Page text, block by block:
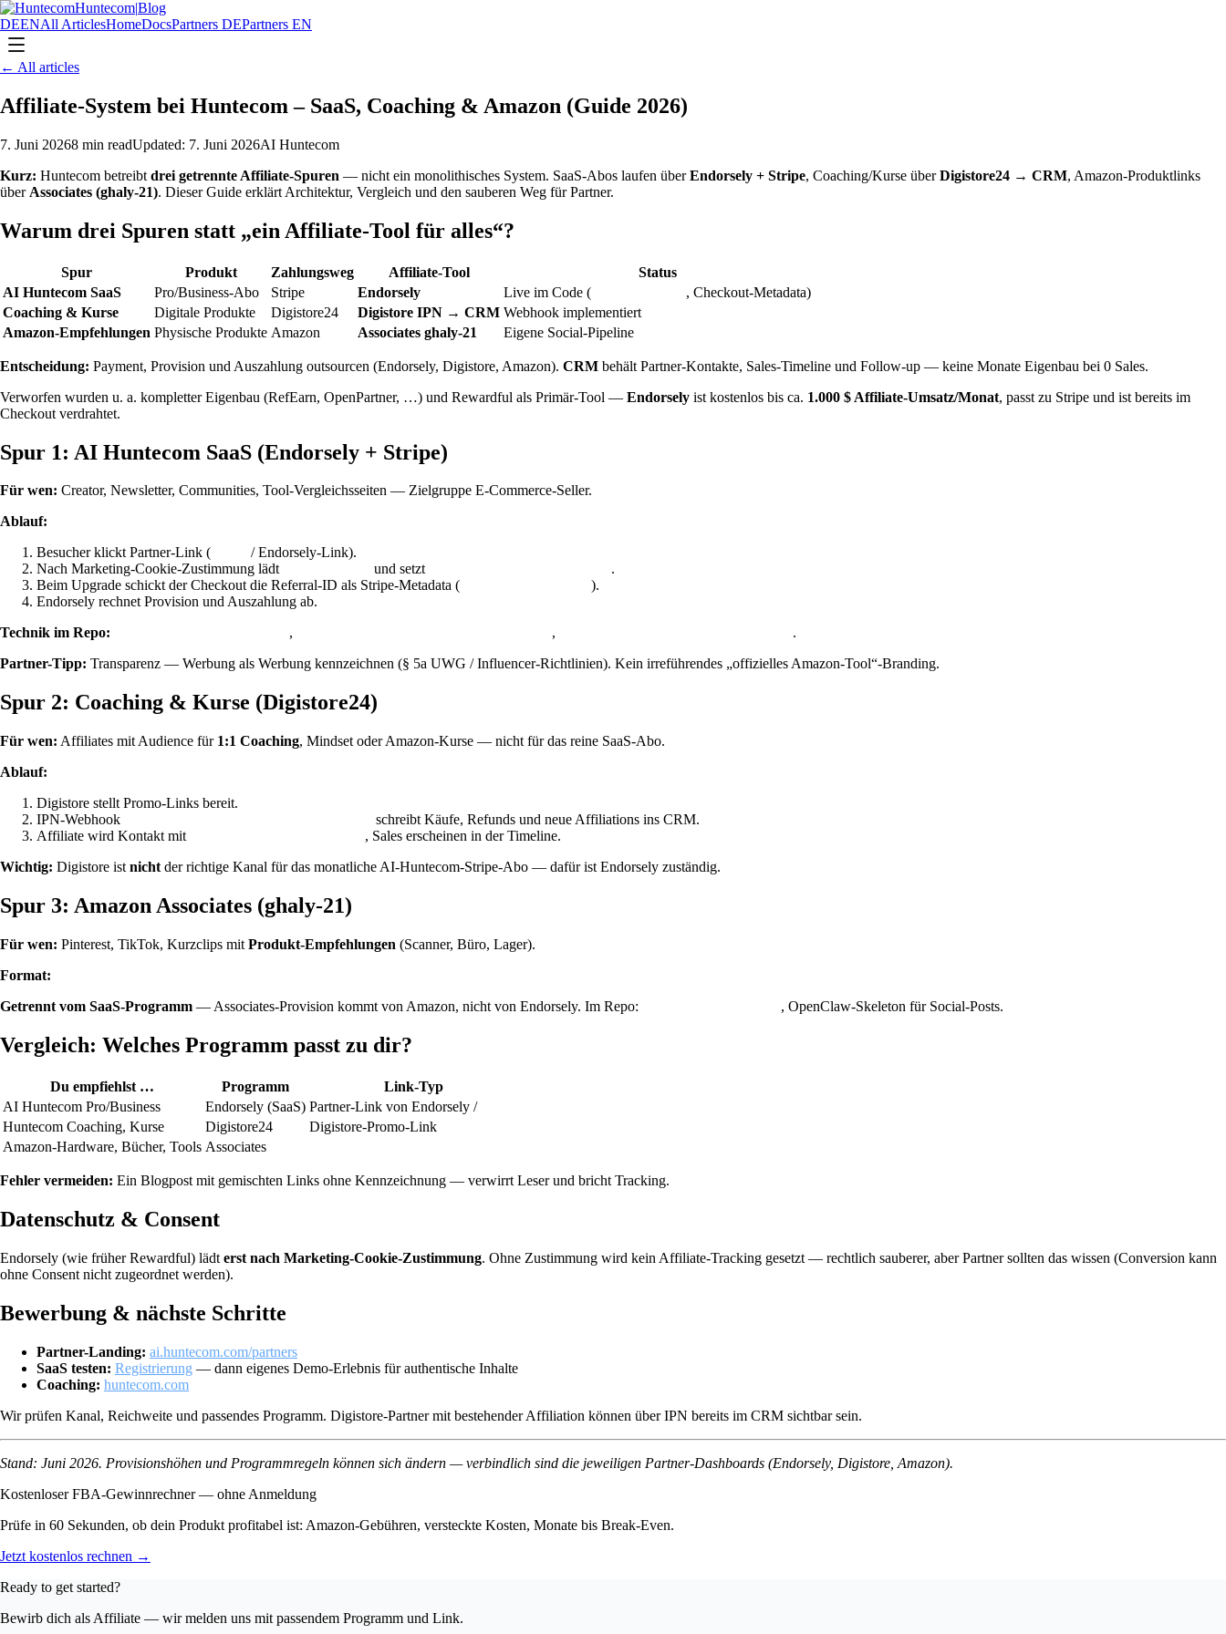
Huntecom|Blog
DEENAll ArticlesHomeDocsPartners DEPartners EN
← All articles
Affiliate-System bei Huntecom – SaaS, Coaching & Amazon (Guide 2026)
7. Juni 20268 min readUpdated: 7. Juni 2026AI Huntecom
Kurz: Huntecom betreibt drei getrennte Affiliate-Spuren — nicht ein monolithisches System. SaaS-Abos laufen überEndorsely + Stripe, Coaching/Kurse überDigistore24 → CRM, Amazon-Produktlinks
über Associates (ghaly-21). Dieser Guide erklärt Architektur, Vergleich und den sauberen Weg für Partner.
Warum drei Spuren statt „ein Affiliate-Tool für alles“?
Spur Produkt Zahlungsweg Affiliate-Tool
Status
AI Huntecom SaaS
Pro/Business-Abo Stripe Endorsely Live im Code (
, Checkout-Metadata)
Coaching & Kurse
Digitale Produkte Digistore24 Digistore IPN → CRM Webhook implementiert
Amazon-Empfehlungen Physische Produkte Amazon Associates ghaly-21 Eigene Social-Pipeline
Entscheidung: Payment, Provision und Auszahlung outsourcen (Endorsely, Digistore, Amazon). CRM behält Partner-Kontakte, Sales-Timeline und Follow-up — keine Monate Eigenbau bei 0 Sales.
Verworfen wurden u. a. kompletter Eigenbau (RefEarn, OpenPartner, …) und Rewardful als Primär-Tool — Endorsely ist kostenlos bis ca. 1.000 $ Affiliate-Umsatz/Monat, passt zu Stripe und ist bereits im
Checkout verdrahtet.
Spur 1: AI Huntecom SaaS (Endorsely + Stripe)
Für wen: Creator, Newsletter, Communities, Tool-Vergleichsseiten — Zielgruppe E-Commerce-Seller.
Ablauf:
Besucher klickt Partner-Link (
/ Endorsely-Link).
Nach Marketing-Cookie-Zustimmung lädt
und setzt
.
Beim Upgrade schickt der Checkout die Referral-ID als Stripe-Metadata (
).
Endorsely rechnet Provision und Auszahlung ab.
Technik im Repo:
, ,
.
Partner-Tipp: Transparenz — Werbung als Werbung kennzeichnen (§ 5a UWG / Influencer-Richtlinien). Kein irreführendes „offizielles Amazon-Tool“-Branding.
Spur 2: Coaching & Kurse (Digistore24)
Für wen: Affiliates mit Audience für 1:1 Coaching, Mindset oder Amazon-Kurse — nicht für das reine SaaS-Abo.
Ablauf:
Digistore stellt Promo-Links bereit.
IPN-Webhook
schreibt Käufe, Refunds und neue Affiliations ins CRM.
Affiliate wird Kontakt mit
, Sales erscheinen in der Timeline.
Wichtig: Digistore ist nicht der richtige Kanal für das monatliche AI-Huntecom-Stripe-Abo — dafür ist Endorsely zuständig.
Spur 3: Amazon Associates (ghaly-21)
Für wen: Pinterest, TikTok, Kurzclips mit Produkt-Empfehlungen (Scanner, Büro, Lager).
Format:
Getrennt vom SaaS-Programm — Associates-Provision kommt von Amazon, nicht von Endorsely. Im Repo: , OpenClaw-Skeleton für Social-Posts.
Vergleich: Welches Programm passt zu dir?
Du empfiehlst … Programm
Link-Typ
AI Huntecom Pro/Business
Endorsely (SaaS) Partner-Link von Endorsely /
Huntecom Coaching, Kurse Digistore24
Digistore-Promo-Link
Amazon-Hardware, Bücher, Tools Associates
Fehler vermeiden: Ein Blogpost mit gemischten Links ohne Kennzeichnung — verwirrt Leser und bricht Tracking.
Datenschutz & Consent
Endorsely (wie früher Rewardful) lädt erst nach Marketing-Cookie-Zustimmung. Ohne Zustimmung wird kein Affiliate-Tracking gesetzt — rechtlich sauberer, aber Partner sollten das wissen (Conversion kann
ohne Consent nicht zugeordnet werden).
Bewerbung & nächste Schritte
Partner-Landing: ai.huntecom.com/partners
SaaS testen: Registrierung — dann eigenes Demo-Erlebnis für authentische Inhalte
Coaching: huntecom.com
Wir prüfen Kanal, Reichweite und passendes Programm. Digistore-Partner mit bestehender Affiliation können über IPN bereits im CRM sichtbar sein.
Stand: Juni 2026. Provisionshöhen und Programmregeln können sich ändern — verbindlich sind die jeweiligen Partner-Dashboards (Endorsely, Digistore, Amazon).
Kostenloser FBA-Gewinnrechner — ohne Anmeldung
Prüfe in 60 Sekunden, ob dein Produkt profitabel ist: Amazon-Gebühren, versteckte Kosten, Monate bis Break-Even.
Jetzt kostenlos rechnen →
Ready to get started?
Bewirb dich als Affiliate — wir melden uns mit passendem Programm und Link.